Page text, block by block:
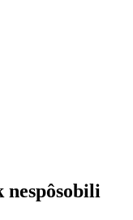
nespôsobili